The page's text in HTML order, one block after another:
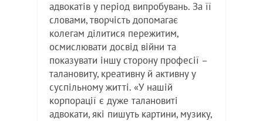
адвокатів у період випробувань. За її
словами, творчість допомагає
колегам ділитися пережитим,
осмислювати досвід війни та
показувати іншу сторону професії –
талановиту, креативну й активну у
суспільному житті. «У нашій
корпорації є дуже талановиті
адвокати, які пишуть картини, музику,